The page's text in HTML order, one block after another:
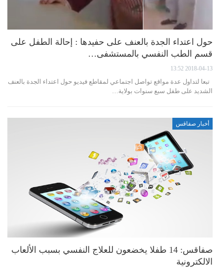
حول اعتداء الجدة بالعنف على حفيدها : إحالة الطفل على
قسم الطب النفسي بالمستشفى…
2018-04-13 13:52
تبعا لتداول عدة مواقع تواصل اجتماعي لمقاطع فيديو حول اعتداء الجدة بالعنف
الشديد على طفل سبع سنوات بولاية…
أخبار صفاقس
صفاقس: 14 طفلا يخضعون للعلاج النفسي بسبب الألعاب
الالكترونية